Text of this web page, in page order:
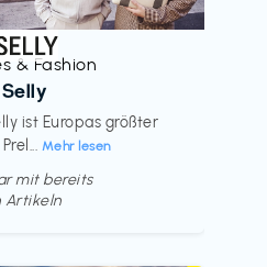
& Fashion
ist Europas größter
Mehr lesen
mit bereits
Artikeln